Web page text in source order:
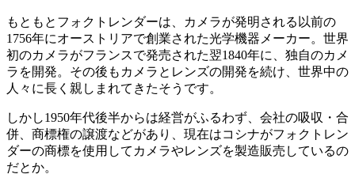
もともとフォクトレンダーは、カメラが発明される以前の
1756年にオーストリアで創業された光学機器メーカー。世界
初のカメラがフランスで発売された翌1840年に、独自のカメ
ラを開発。その後もカメラとレンズの開発を続け、世界中の
人々に長く親しまれてきたそうです。
しかし1950年代後半からは経営がふるわず、会社の吸収・合
併、商標権の譲渡などがあり、現在はコシナがフォクトレン
ダーの商標を使用してカメラやレンズを製造販売しているの
だとか。